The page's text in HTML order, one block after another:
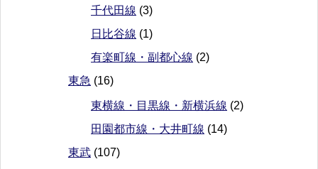
千代田線 (3)
日比谷線 (1)
有楽町線・副都心線 (2)
東急 (16)
東横線・目黒線・新横浜線 (2)
田園都市線・大井町線 (14)
東武 (107)